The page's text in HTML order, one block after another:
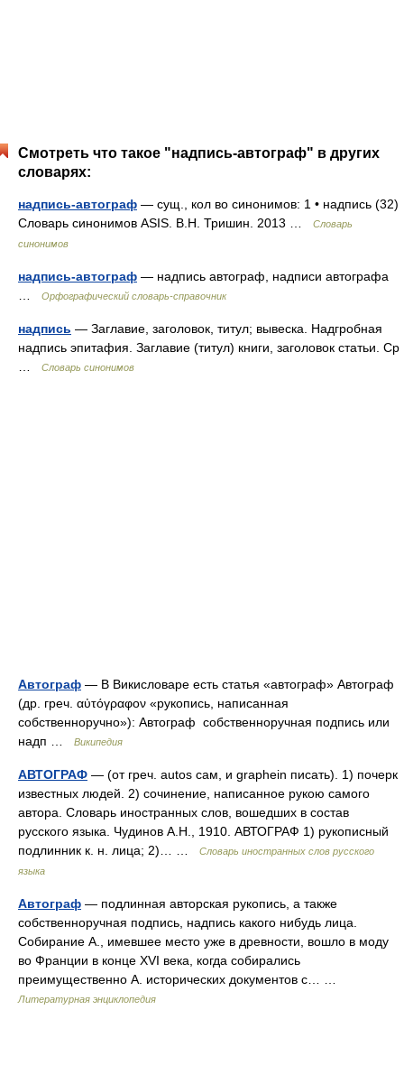
Смотреть что такое "надпись-автограф" в других
словарях:
надпись-автограф — сущ., кол во синонимов: 1 • надпись (32)
Словарь синонимов ASIS. В.Н. Тришин. 2013 …
Словарь
синонимов
надпись-автограф — надпись автограф, надписи автографа
Орфографический словарь-справочник
надпись — Заглавие, заголовок, титул; вывеска. Надгробная
надпись эпитафия. Заглавие (титул) книги, заголовок статьи. Ср
Словарь синонимов
Автограф — В Викисловаре есть статья «автограф» Автограф
(др. греч. αὐτόγραφον «рукопись, написанная
собственноручно»): Автограф собственноручная подпись или
надп …
Википедия
АВТОГРАФ — (от греч. autos сам, и graphein писать). 1) почерк
известных людей. 2) сочинение, написанное рукою самого
автора. Словарь иностранных слов, вошедших в состав
русского языка. Чудинов А.Н., 1910. АВТОГРАФ 1) рукописный
подлинник к. н. лица; 2)… …
Словарь иностранных слов русского
языка
Автограф — подлинная авторская рукопись, а также
собственноручная подпись, надпись какого нибудь лица.
Собирание А., имевшее место уже в древности, вошло в моду
во Франции в конце XVI века, когда собирались
преимущественно А. исторических документов с… …
Литературная энциклопедия